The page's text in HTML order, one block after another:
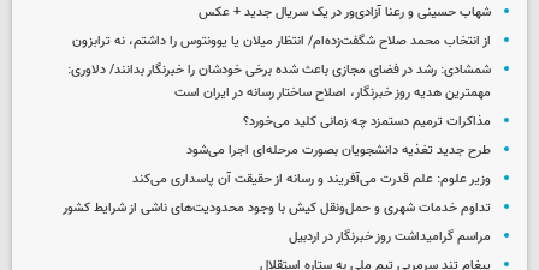
شهاب حسینی و رعنا آزادی‌ور در یک سریال جدید + عکس
از انتخاب محمد صلاح شگفت‌زده‌ام/ انتظار میلان یا یوونتوس را داشتم، نه ترابزون
شمشادی: رشد در فضای مجازی باعث شده برخی خودشان را خبرنگار بدانند/ دلاوری:
مهمترین هدیه‌ روز خبرنگار، اصلاح ساختار رسانه در ایران است
مذاکرات ترمیم دستمزد چه زمانی کلید می‌خورد؟
طرح جدید تغذیه دانشجویان بصورت مرحله‌ای اجرا می‌شود
وزیر علوم: علم قدرت می‌آفریند و رسانه از حقیقت آن پاسداری می‌کند
تداوم خدمات شهری و حمل‌ونقل کیش با وجود محدودیت‌های ناشی از شرایط کشور
مراسم گرامیداشت روز خبرنگار در اردبیل
پیغام تند سرمربی تیم ملی به ستاره استقلال